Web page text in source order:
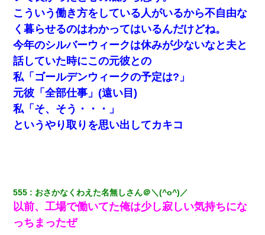
ｗｗｗｗｗｗｗｗ
デパートの外商『私さんだと名乗る女が、ツケで宝石を買おうと
していて…』私「！？」→ 翌日。ママ友たちの様子が微妙におか
しくなり・・・
ＤＮＡ検査『血縁関係０％』旦那「やっぱり托卵だったんだ…」
嫁「本当に身に覚えがない」「なにかの間違いだ！取り違え
だ！」→ 嫁「あっ」
妹が嘘つきな元カレと寄りを戻してしまったという話をしていた
ナンパにほいほい付いていった私、地獄に落ちる
こういう働き方をしている人がいるから不自由な
く暮らせるのはわかってはいるんだけどね。
今年のシルバーウィークは休みが少ないなと夫と
話していた時にこの元彼との
私「ゴールデンウィークの予定は?」
元彼「全部仕事」(遠い目)
私「そ、そう・・・」
というやり取りを思い出してカキコ
555 おさかなくわえた名無しさん＠＼(^o^)／
以前、工場で働いてた俺は少し寂しい気持ちにな
っちまったぜ